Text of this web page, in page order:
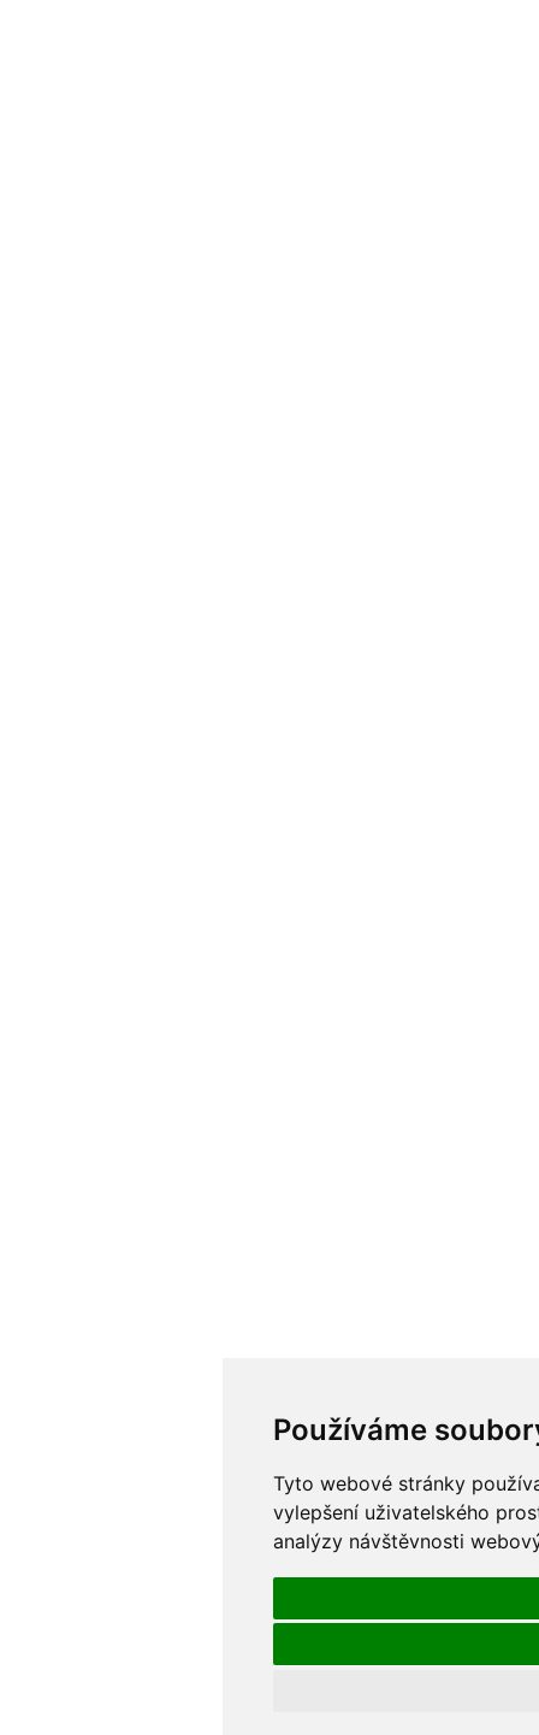
Používáme
Tyto webové stránky
vylepšení uživatelského
analýzy návštěvnosti